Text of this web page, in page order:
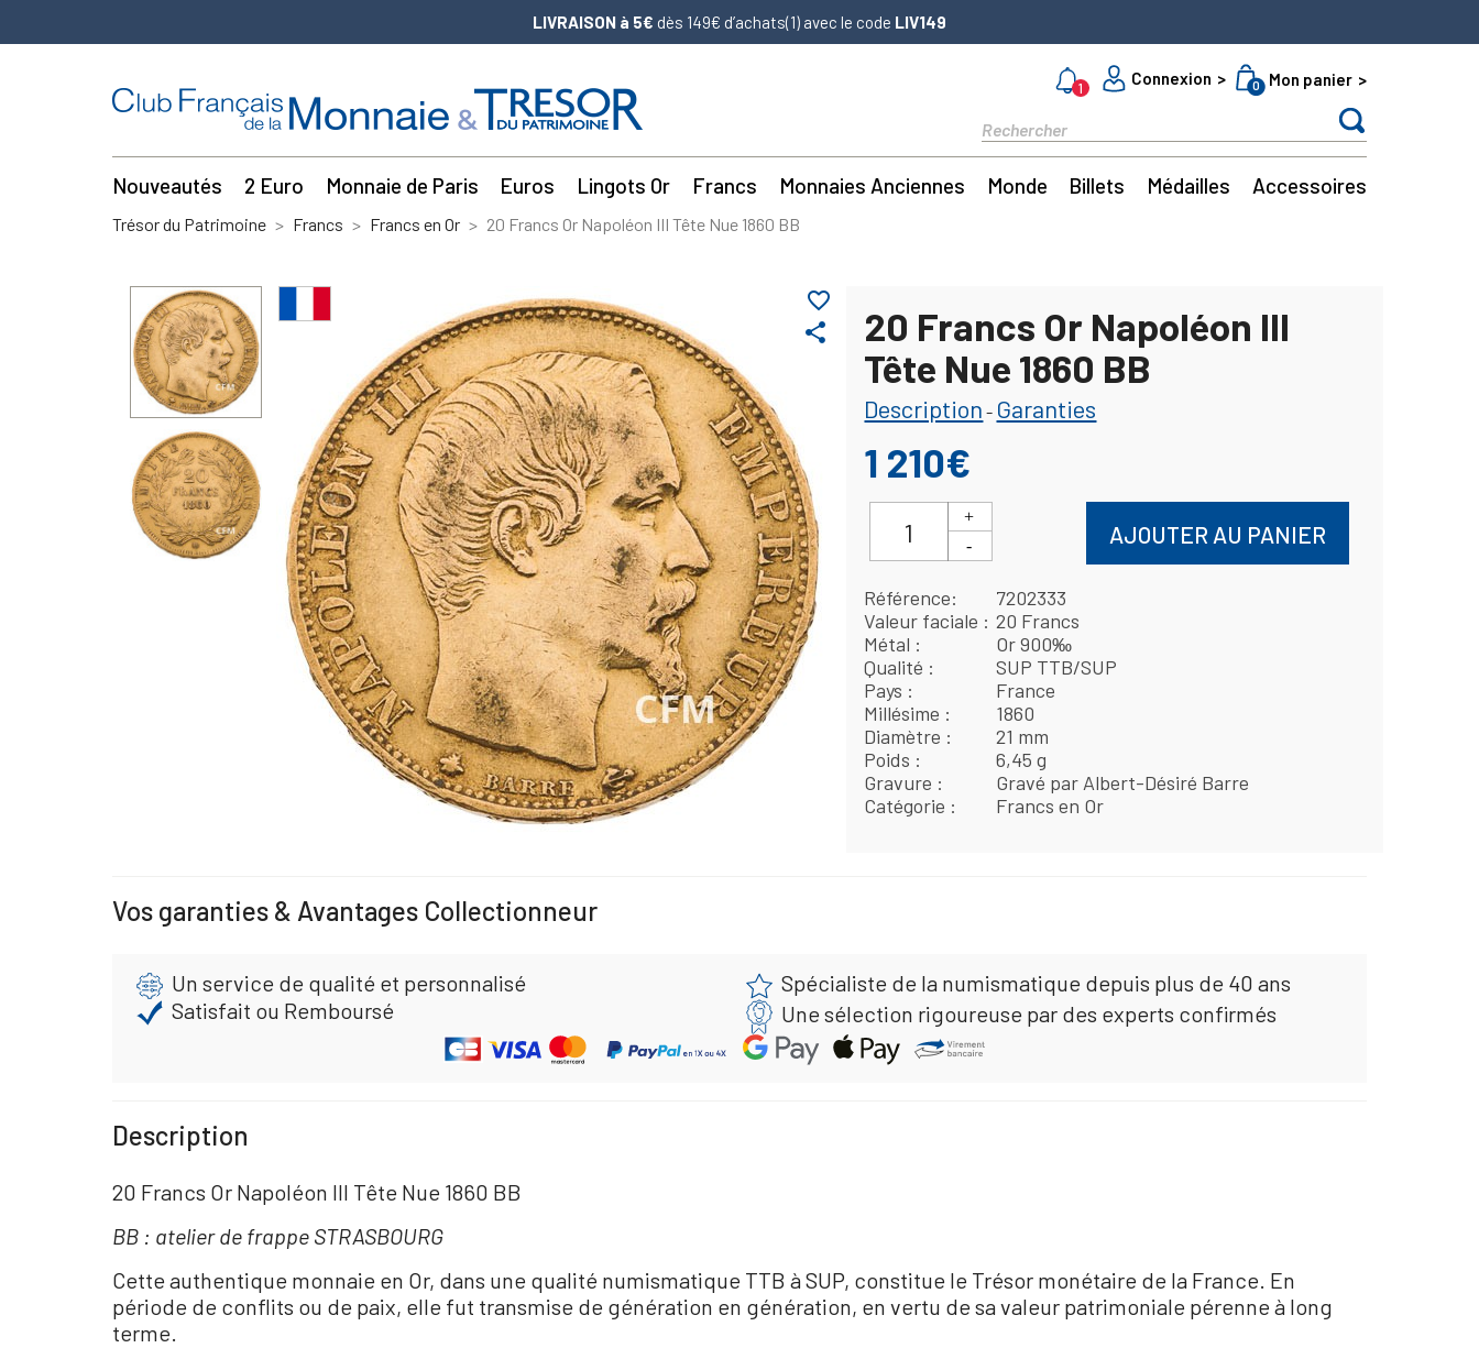
LIVRAISON à 5€ dès 149€ d’achats(1) avec le code LIV149
1
Connexion 0 Mon panier
Nouveautés 2 Euro Monnaie de Paris Euros Lingots Or Francs Monnaies Anciennes Monde Billets Médailles Accessoires
Trésor du Patrimoine Francs Francs en Or 20 Francs Or Napoléon III Tête Nue 1860 BB
share
favorite_border
20 Francs Or Napoléon III
Tête Nue 1860 BB
Description - Garanties
1 210€
AJOUTER AU PANIER
Référence
7202333
Valeur faciale
20 Francs
Métal
Or 900‰
Qualité
SUP TTB/SUP
Pays
France
Millésime
1860
Diamètre
21 mm
Poids
6,45 g
Gravure
Gravé par Albert-Désiré Barre
Catégorie
Francs en Or
Vos garanties & Avantages Collectionneur
Un service de qualité et personnalisé
Spécialiste de la numismatique depuis plus de 40 ans
Satisfait ou Remboursé
Une sélection rigoureuse par des experts confirmés
Description
20 Francs Or Napoléon III Tête Nue 1860 BB
BB : atelier de frappe STRASBOURG
Cette authentique monnaie en Or, dans une qualité numismatique TTB à SUP, constitue le Trésor monétaire de la France. En
période de conflits ou de paix, elle fut transmise de génération en génération, en vertu de sa valeur patrimoniale pérenne à long
terme.